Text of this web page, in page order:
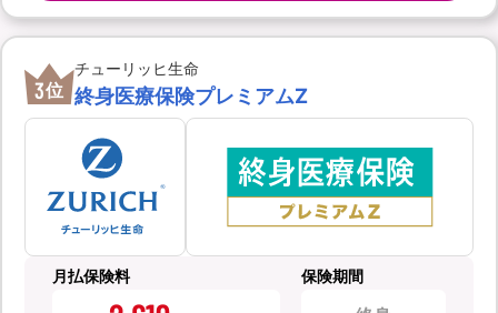
3位
チューリッヒ生命
終身医療保険プレミアムZ
月払保険料 保険期間